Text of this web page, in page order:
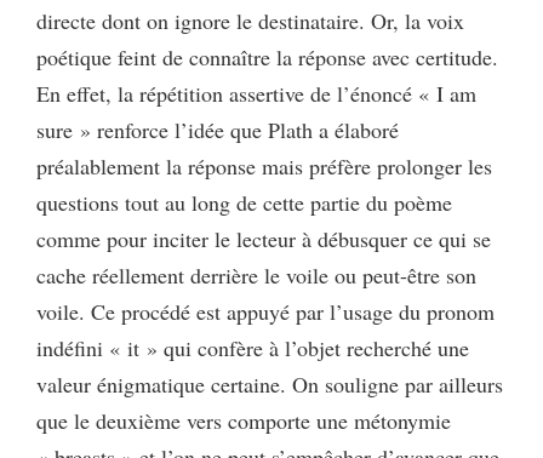
directe dont on ignore le destinataire. Or, la voix
poétique feint de connaître la réponse avec certitude.
En effet, la répétition assertive de l’énoncé « I am
sure » renforce l’idée que Plath a élaboré
préalablement la réponse mais préfère prolonger les
questions tout au long de cette partie du poème
comme pour inciter le lecteur à débusquer ce qui se
cache réellement derrière le voile ou peut-être son
voile. Ce procédé est appuyé par l’usage du pronom
indéfini « it » qui confère à l’objet recherché une
valeur énigmatique certaine. On souligne par ailleurs
que le deuxième vers comporte une métonymie